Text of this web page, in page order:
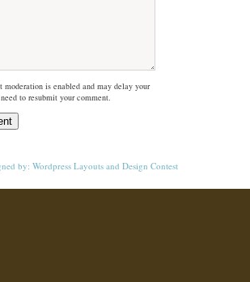
moderation is enabled and may delay your
to resubmit your comment.
by: Wordpress Layouts and Design Contest